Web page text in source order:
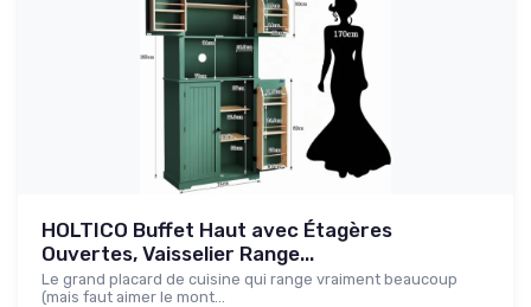
HOLTICO Buffet Haut avec Étagères
Ouvertes, Vaisselier Range...
Le grand placard de cuisine qui range vraiment beaucoup
(mais faut aimer le mont...